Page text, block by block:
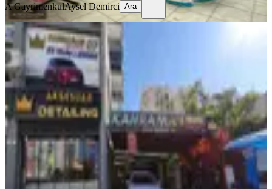
A GayrimenkulAysel Demirci Ara
600 M2lik Alan 8 Araç Kapasiteli İçi
Full Oto Yıkama Devren
Muratpaşa, Meydankavağı Mahallesi
1 Oda
· 600 m² ·Düz Giriş (Zemin)·12.04.2026
3.450.000 ₺
JOY GLOBAL Gökhan Gündoğdu